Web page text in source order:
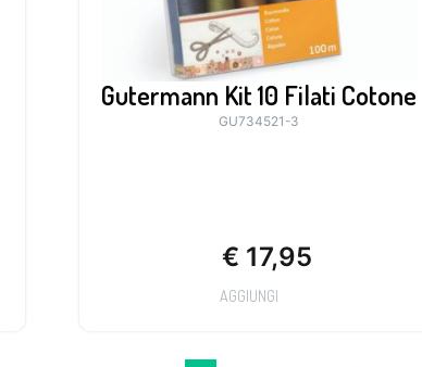
Gutermann Kit 10 Filati Cotone
GU734521-3
€ 17,95
AGGIUNGI